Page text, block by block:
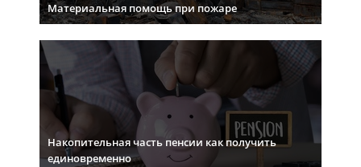
Материальная помощь при пожаре
Накопительная часть пенсии как получить
единовременно